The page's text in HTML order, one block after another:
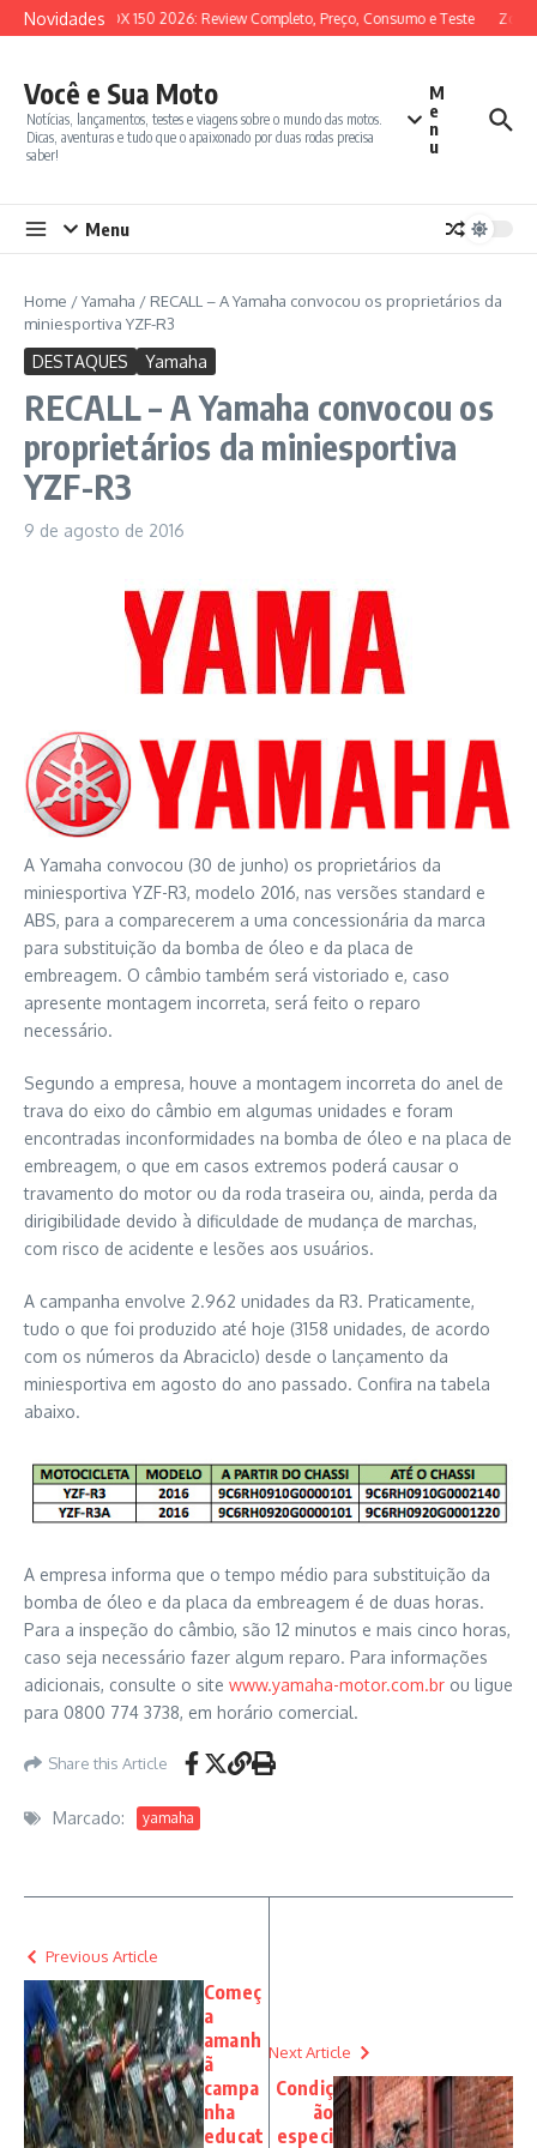
Ir para o conteúdo
Novidades
SYM ADX 150 2026: Review Completo, Preço, Consumo e Teste
Você e Sua Moto
Notícias, lançamentos, testes e viagens sobre o mundo das motos.
Dicas, aventuras e tudo que o apaixonado por duas rodas precisa
saber!
M
e
n
u
Menu
Home /Yamaha / RECALL – A Yamaha convocou os proprietários da
miniesportiva YZF-R3
DESTAQUES Yamaha
RECALL – A Yamaha convocou os
proprietários da miniesportiva
YZF-R3
9 de agosto de 2016
A Yamaha convocou (30 de junho) os proprietários da
miniesportiva YZF-R3, modelo 2016, nas versões standard e
ABS, para a comparecerem a uma concessionária da marca
para substituição da bomba de óleo e da placa de
embreagem. O câmbio também será vistoriado e, caso
apresente montagem incorreta, será feito o reparo
necessário.
Segundo a empresa, houve a montagem incorreta do anel de
trava do eixo do câmbio em algumas unidades e foram
encontradas inconformidades na bomba de óleo e na placa de
embreagem, o que em casos extremos poderá causar o
travamento do motor ou da roda traseira ou, ainda, perda da
dirigibilidade devido à dificuldade de mudança de marchas,
com risco de acidente e lesões aos usuários.
A campanha envolve 2.962 unidades da R3. Praticamente,
tudo o que foi produzido até hoje (3158 unidades, de acordo
com os números da Abraciclo) desde o lançamento da
miniesportiva em agosto do ano passado. Confira na tabela
abaixo.
A empresa informa que o tempo médio para substituição da
bomba de óleo e da placa da embreagem é de duas horas.
Para a inspeção do câmbio, são 12 minutos e mais cinco horas,
caso seja necessário fazer algum reparo. Para informações
adicionais, consulte o site www.yamaha-motor.com.br ou ligue
para 0800 774 3738, em horário comercial.
Share this Article
Marcado: yamaha
Previous Article
Começ
a
amanh
ã
campa
nha
educat
Next Article
Condiç
ão
especi